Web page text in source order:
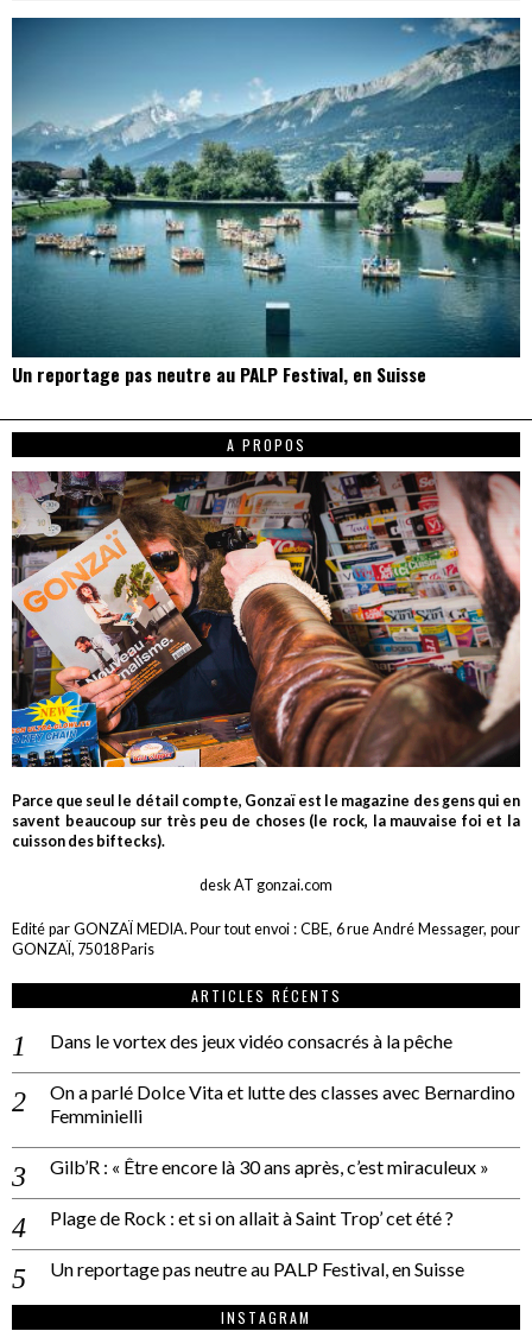
Un reportage pas neutre au PALP Festival, en Suisse
A PROPOS
Parce que seul le détail compte, Gonzaï est le magazine des gens qui en
savent beaucoup sur très peu de choses (le rock, la mauvaise foi et la
cuisson des biftecks).
desk AT gonzai.com
Edité par GONZAÏ MEDIA. Pour tout envoi : CBE, 6 rue André Messager, pour
GONZAÏ, 75018 Paris
ARTICLES RÉCENTS
Dans le vortex des jeux vidéo consacrés à la pêche
On a parlé Dolce Vita et lutte des classes avec Bernardino
Femminielli
Gilb’R : « Être encore là 30 ans après, c’est miraculeux »
Plage de Rock : et si on allait à Saint Trop’ cet été ?
Un reportage pas neutre au PALP Festival, en Suisse
INSTAGRAM